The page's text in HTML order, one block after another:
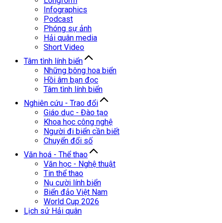
Infographics
Podcast
Phóng sự ảnh
Hải quân media
Short Video
Tâm tình lính biển
Những bông hoa biển
Hồi âm bạn đọc
Tâm tình lính biển
Nghiên cứu - Trao đổi
Giáo dục - Đào tạo
Khoa học công nghệ
Người đi biển cần biết
Chuyển đổi số
Văn hoá - Thể thao
Văn học - Nghệ thuật
Tin thể thao
Nụ cười lính biển
Biển đảo Việt Nam
World Cup 2026
Lịch sử Hải quân